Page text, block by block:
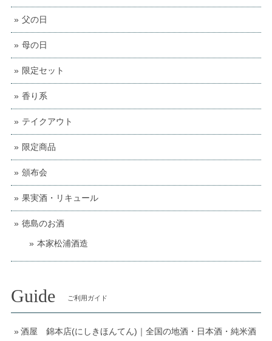
父の日
母の日
限定セット
香り系
テイクアウト
限定商品
頒布会
果実酒・リキュール
徳島のお酒
本家松浦酒造
Guide ご利用ガイド
酒屋 錦本店(にしきほんてん)｜全国の地酒・日本酒・純米酒